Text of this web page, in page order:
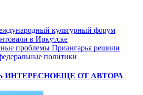
культурный форум
в Иркутске
проблемы Приангарья решили
политики
ИНТЕРЕСНОЕЩЕ ОТ АВТОРА